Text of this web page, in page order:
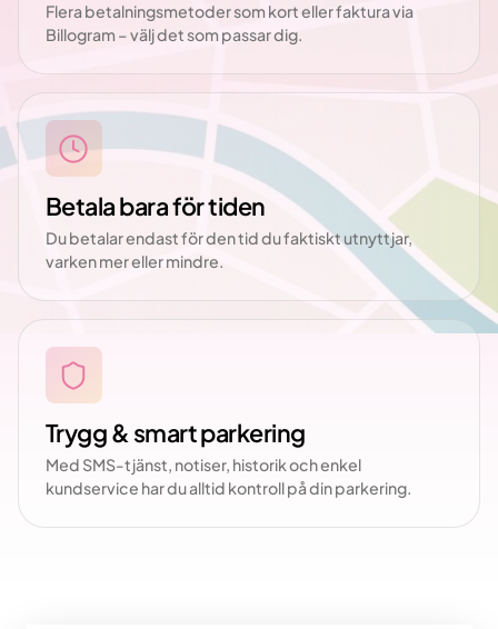
Flera betalningsmetoder som kort eller faktura via
Billogram – välj det som passar dig.
Betala bara för tiden
Du betalar endast för den tid du faktiskt utnyttjar,
varken mer eller mindre.
Trygg & smart parkering
Med SMS-tjänst, notiser, historik och enkel
kundservice har du alltid kontroll på din parkering.